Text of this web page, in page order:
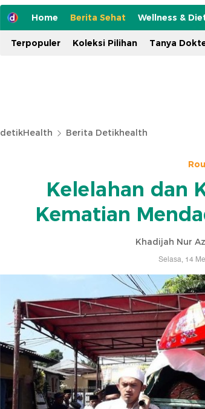
Home Berita Sehat Wellness &
Terpopuler Koleksi Pilihan Tanya
detikHealth Berita Detikhealth
Kelelahan dan
Kematian
Khadijah Nur
Selasa, 14